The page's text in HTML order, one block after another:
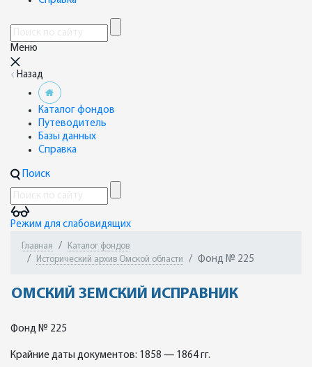
Меню
Назад
Каталог фондов
Путеводитель
Базы данных
Справка
Поиск
Режим для слабовидящих
Главная
Каталог фондов
Исторический архив Омской области
Фонд № 225
ОМСКИЙ ЗЕМСКИЙ ИСПРАВНИК
Фонд № 225
Крайние даты документов: 1858 — 1864 гг.